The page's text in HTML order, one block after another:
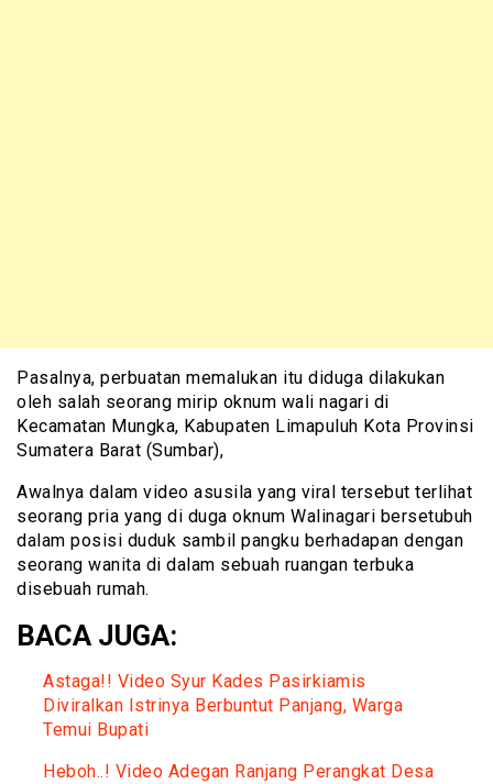
Pasalnya, perbuatan memalukan itu diduga dilakukan
oleh salah seorang mirip oknum wali nagari di
Kecamatan Mungka, Kabupaten Limapuluh Kota Provinsi
Sumatera Barat (Sumbar),
Awalnya dalam video asusila yang viral tersebut terlihat
seorang pria yang di duga oknum Walinagari bersetubuh
dalam posisi duduk sambil pangku berhadapan dengan
seorang wanita di dalam sebuah ruangan terbuka
disebuah rumah.
BACA JUGA:
Astaga!! Video Syur Kades Pasirkiamis
Diviralkan Istrinya Berbuntut Panjang, Warga
Temui Bupati
Heboh..! Video Adegan Ranjang Perangkat Desa